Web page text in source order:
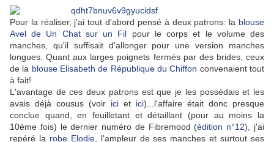
Pour la réaliser, j'ai tout d'abord pensé à deux patrons: la blouse
Avel de Un Chat sur un Fil pour le corps et le volume des
manches, qu'il suffisait d'allonger pour une version manches
longues. Quant aux larges poignets fermés par des brides, ceux
de la blouse Elisabeth de République du Chiffon convenaient tout
à fait!
L'avantage de ces deux patrons est que je les possédais et les
avais déjà cousus (voir ici et ici)...l'affaire était donc presque
conclue quand, en feuilletant et détaillant (pour au moins la
10ème fois) le dernier numéro de Fibremood (édition n°12) , j'ai
repéré la robe Elodie, l'ampleur de ses manches et surtout ses